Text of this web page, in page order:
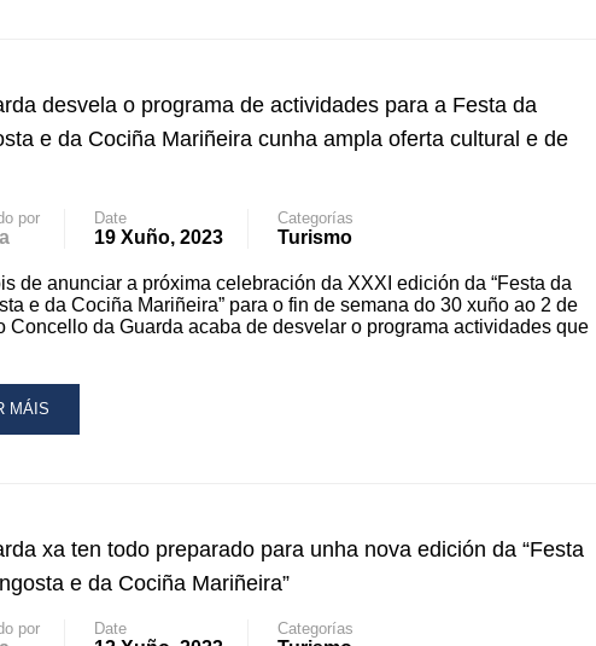
desvela o programa de actividades para a Festa da
e da Cociña Mariñeira cunha ampla oferta cultural e de
por Date
19 Xuño, 2023
Categorías
Turismo
de anunciar a próxima celebración da XXXI edición da “Festa da
e da Cociña Mariñeira” para o fin de semana do 30 xuño ao 2 de
Concello da Guarda acaba de desvelar o programa actividades que
MÁIS
xa ten todo preparado para unha nova edición da “Festa
e da Cociña Mariñeira”
por Date Categorías